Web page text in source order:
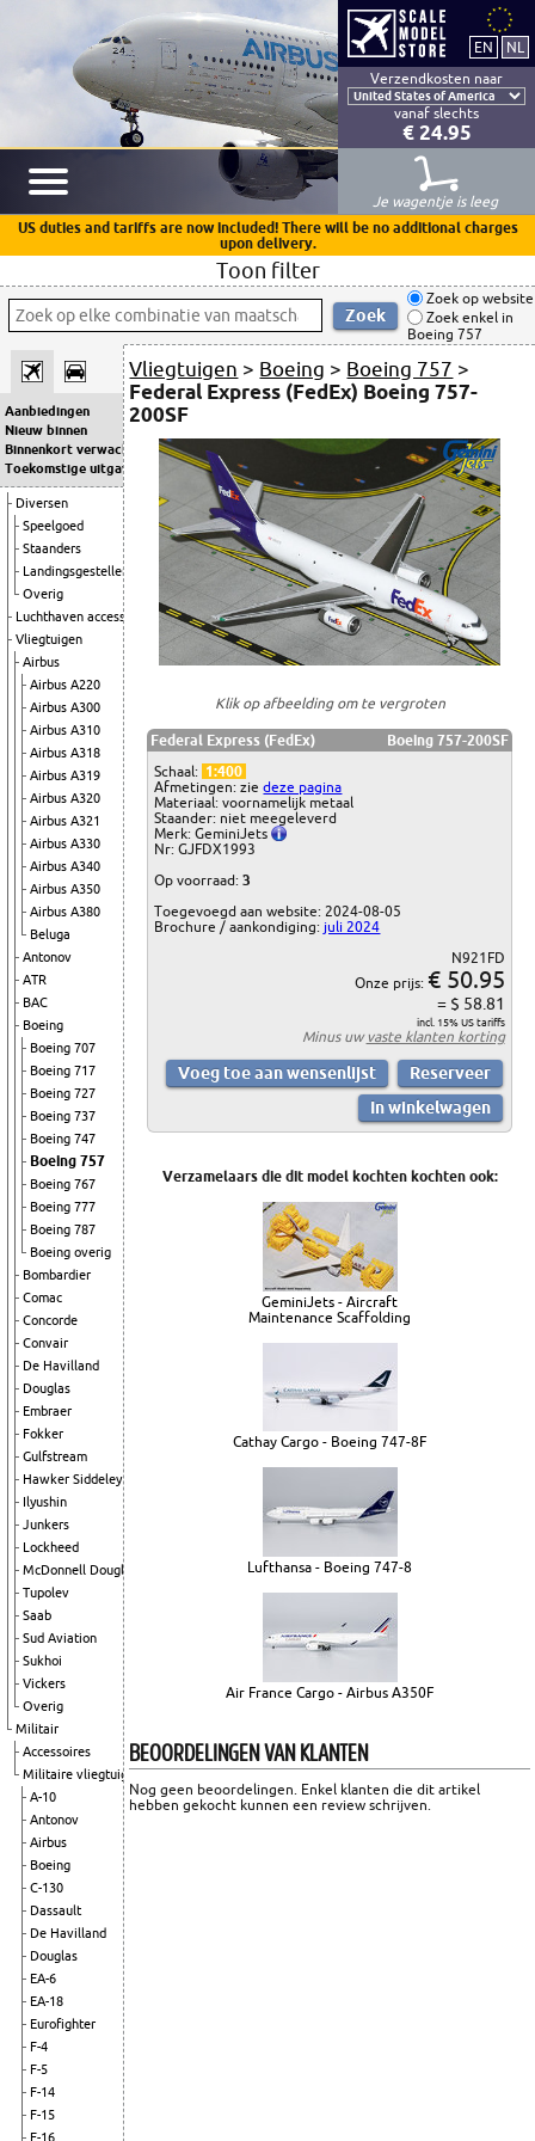
Verzendkosten naar
vanaf slechts
€ 24.95
Je wagentje is leeg
US duties and tariffs are now included! There will be no additional charges
upon delivery.
Toon filter
Zoek op website
Zoek enkel in
Boeing 757
Aanbiedingen
Nieuw binnen
Binnenkort verwacht
Toekomstige uitgaven
Diversen
Speelgoed
Staanders
Landingsgestellen
Overig
Luchthaven accessoires
Vliegtuigen
Airbus
Airbus A220
Airbus A300
Airbus A310
Airbus A318
Airbus A319
Airbus A320
Airbus A321
Airbus A330
Airbus A340
Airbus A350
Airbus A380
Beluga
Antonov
ATR
BAC
Boeing
Boeing 707
Boeing 717
Boeing 727
Boeing 737
Boeing 747
Boeing 757
Boeing 767
Boeing 777
Boeing 787
Boeing overig
Bombardier
Comac
Concorde
Convair
De Havilland
Douglas
Embraer
Fokker
Gulfstream
Hawker Siddeley
Ilyushin
Junkers
Lockheed
McDonnell Douglas
Tupolev
Saab
Sud Aviation
Sukhoi
Vickers
Overig
Militair
Accessoires
Militaire vliegtuigen
A-10
Antonov
Airbus
Boeing
C-130
Dassault
De Havilland
Douglas
EA-6
EA-18
Eurofighter
F-4
F-5
F-14
F-15
F-16
Vliegtuigen > Boeing > Boeing 757 >
Federal Express (FedEx) Boeing 757-
200SF
Klik op afbeelding om te vergroten
Federal Express (FedEx)
Boeing 757-200SF
Schaal: 1:400
Afmetingen: ziedeze pagina
Materiaal: voornamelijk metaal
Staander: niet meegeleverd
Merk: GeminiJets
Nr: GJFDX1993
Op voorraad:3
Toegevoegd aan website: 2024-08-05
Brochure / aankondiging: juli 2024
N921FD
Onze prijs: € 50.95
= $ 58.81
incl. 15% US tariffs
Minus uwvaste klanten korting
Verzamelaars die dit model kochten kochten ook:
GeminiJets - Aircraft
Maintenance Scaffolding
Cathay Cargo - Boeing 747-8F
Lufthansa - Boeing 747-8
Air France Cargo - Airbus A350F
BEOORDELINGEN VAN KLANTEN
Nog geen beoordelingen. Enkel klanten die dit artikel
hebben gekocht kunnen een review schrijven.